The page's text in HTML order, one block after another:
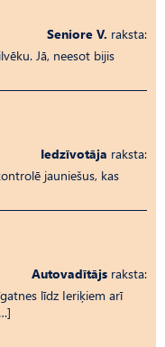
Seniore V. raksta:
Jā, neesot bijis
Iedzīvotāja raksta:
jauniešus, kas
Autovadītājs raksta:
līdz Ieriķiem arī